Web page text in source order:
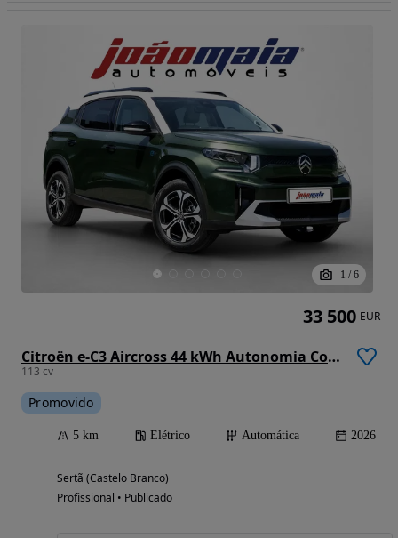
1 / 6
Citroën e-C3 Aircross 44 kWh Autonomia Conforto Max
113 cv
Promovido
5 km Elétrico Automática 2026
Sertã (Castelo Branco)
Profissional • Publicado
33 500 EUR